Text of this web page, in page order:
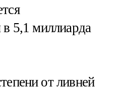
в 5,1 миллиарда
от ливней